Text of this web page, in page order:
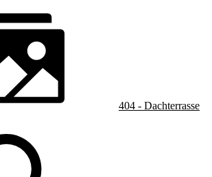
404 - Dachterrasse